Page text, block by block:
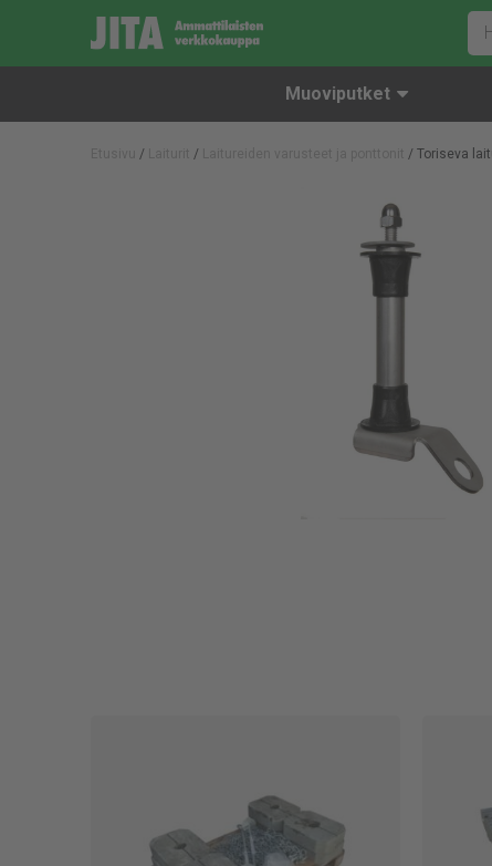
Muoviputket
Jatkomuhvit
Muovikannet ja -pohjat
/ / / Toriseva